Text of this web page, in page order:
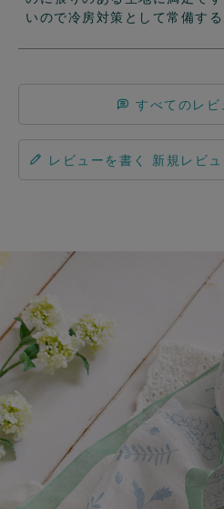
いので冷房対策として常備する
すべてのレビ
レビューを書く